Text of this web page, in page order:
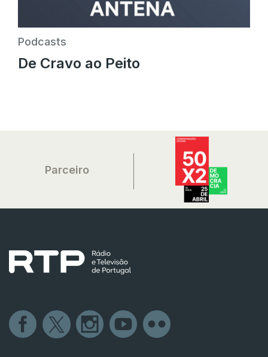
Podcasts
De Cravo ao Peito
Parceiro